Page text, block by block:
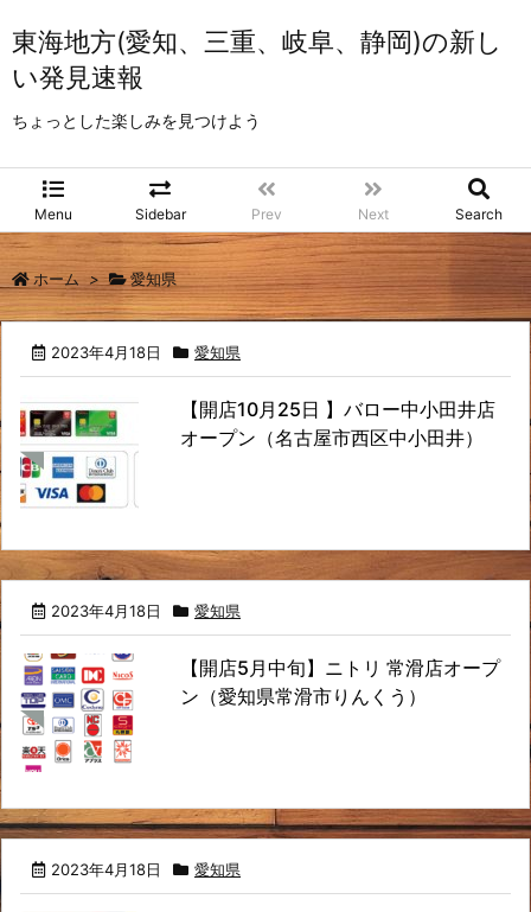
東海地方(愛知、三重、岐阜、静岡)の新し
い発見速報
ちょっとした楽しみを見つけよう
Menu Sidebar Prev Next Search
ホーム > 愛知県
2023年4月18日 愛知県
【開店10月25日 】バロー中小田井店
オープン（名古屋市西区中小田井）
2023年4月18日 愛知県
【開店5月中旬】ニトリ 常滑店オープ
ン（愛知県常滑市りんくう）
2023年4月18日 愛知県